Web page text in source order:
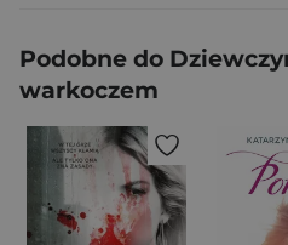
Podobne do
warkoczem